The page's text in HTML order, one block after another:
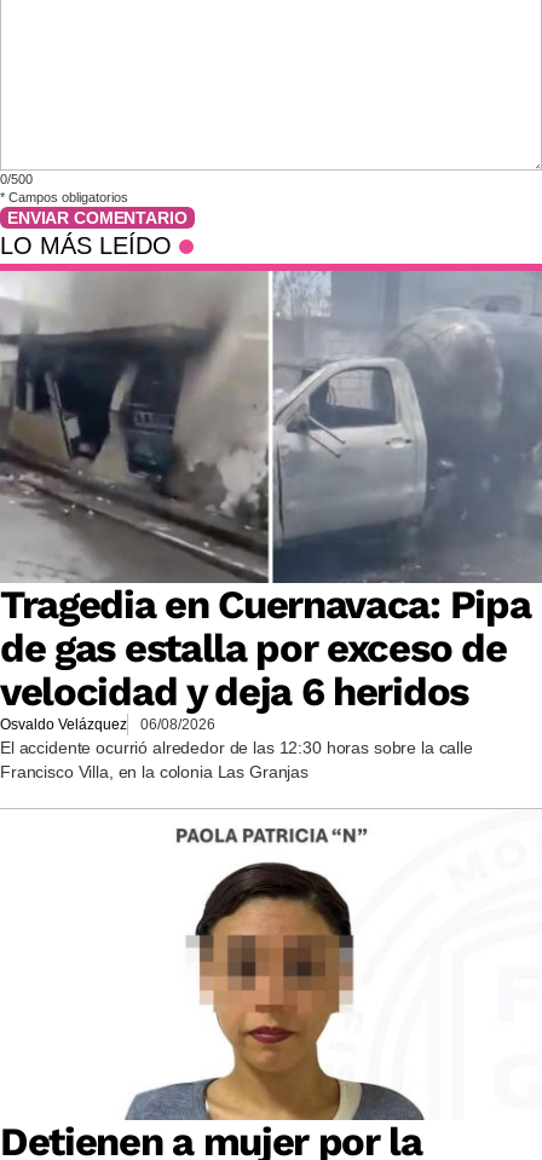
0/500
* Campos obligatorios
ENVIAR COMENTARIO
LO MÁS LEÍDO
Tragedia en Cuernavaca: Pipa
de gas estalla por exceso de
velocidad y deja 6 heridos
Osvaldo Velázquez 06/08/2026
El accidente ocurrió alrededor de las 12:30 horas sobre la calle
Francisco Villa, en la colonia Las Granjas
Detienen a mujer por la